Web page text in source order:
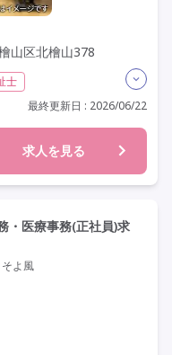
山区北檜山378
士
(ヘルパー2級)
残業月20時間以内
社会保険完備
年間休日110日以上
最終更新日 : 2026/06/22
求人を見る
・医療事務(正社員)求